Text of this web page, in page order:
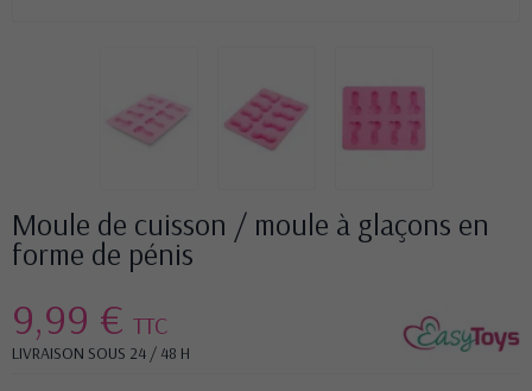
Moule de cuisson / moule à glaçons en
forme de pénis
9,99 € TTC
LIVRAISON SOUS 24 / 48 H